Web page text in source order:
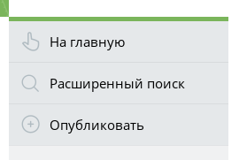
На главную
Расширенный поиск
Опубликовать